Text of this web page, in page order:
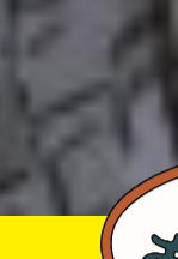
・かき終えた
きこんでいた
みなおしてみ